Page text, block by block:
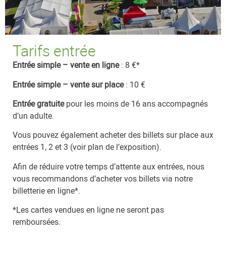
Tarifs entrée
Entrée simple – vente en ligne: 8 €*
Entrée simple – vente sur place: 10 €
Entrée gratuitepour les moins de 16 ans accompagnés
d’un adulte.
Vous pouvez également acheter des billets sur place aux
entrées 1, 2 et 3 (voir plan de l’exposition).
Afin de réduire votre temps d’attente aux entrées, nous
vous recommandons d’acheter vos billets via notre
billetterie en ligne*.
*Les cartes vendues en ligne ne seront pas
remboursées.